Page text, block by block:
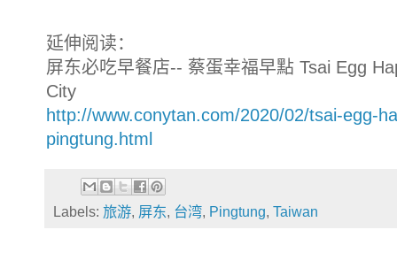
延伸阅读：
屏东必吃早餐店-- 蔡蛋幸福早點 Tsai Egg
City
http://www.conytan.com/2020/02/tsai-egg-
pingtung.html
Labels: 旅游, 屏东, 台湾, Pingtung, Taiwan